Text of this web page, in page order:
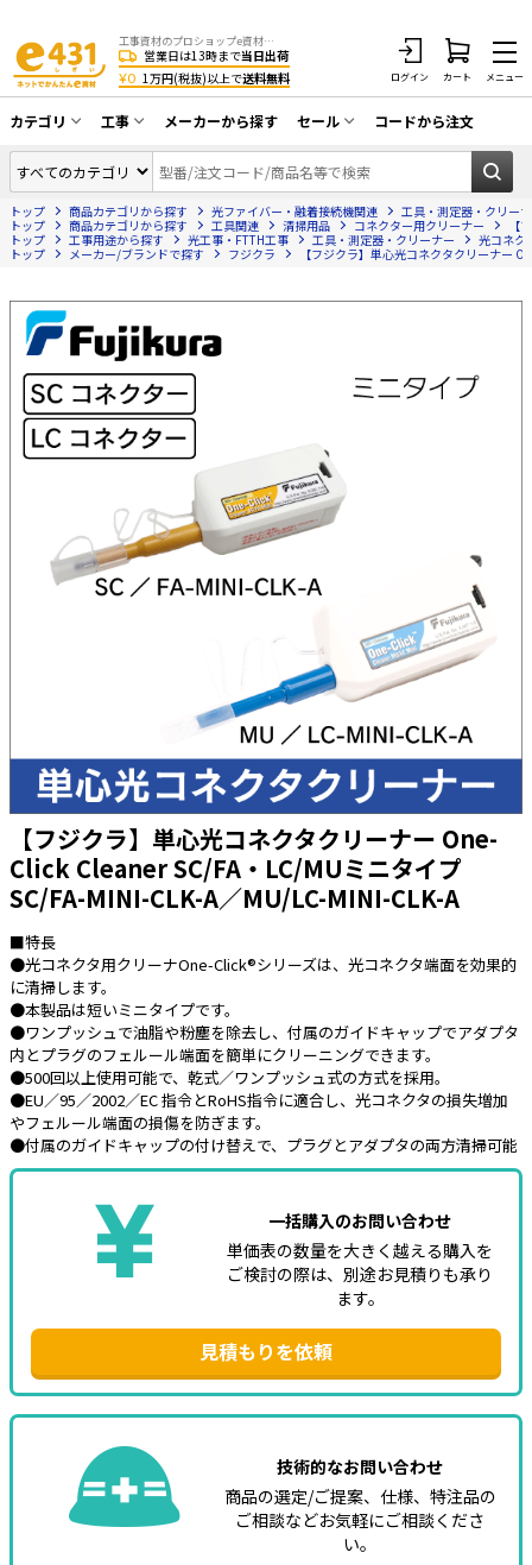
工事資材のプロショップe資材 CATV・アンテナ・防犯・光・LAN・電気・空調工事など
営業日は13時まで当日出荷
¥0 1万円(税抜)以上で送料無料 ログイン カート メニュー
カテゴリ
同軸ケーブル／テレビ用接栓／関連工具
アンテナ・取付金具・ブースター／CATV
部材類
配線補助具（モール・結束バンド・テー
防犯工事関連
HDMIケーブル・周辺機器／RCAケーブル
電話線／コネクタ／アダプタ
光ファイバー・融着接続機関連
LANケーブル・コネクタ・関連資材/機器
ネットワーク機器
エアコン・換気扇・空調資材
電源ケーブル／コネクタ／分電盤／ブレ
スイッチ・コンセント（配線器具）
PF管/FEP管/CD管/情報線保護管
ボックス・ビニル電線管付属品・引き込
みカバー
EV充電設備工事関連
感染症関連
その他
e431オリジナル
暑さ対策
工事
CATV・アンテナ工事
光工事・FTTH工事
エアコン・換気扇工事
防犯カメラ工事
LAN配線工事
電話工事
電気配管工事
EV充電設備工事
照明設置工事
メーカーから探す セール
在庫一掃セール
コードから注文
トップ 商品カテゴリから探す 光ファイバー・融着接続機関連
工具・測定器・クリー
トップ
商品カテゴリから探す 工具関連 清掃用品 コネクター用クリーナー
【
トップ
工事用途から探す 光工事・FTTH工事 工具・測定器・クリーナー
光コネク
トップ
メーカー/ブランドで探す フジクラ 【フジクラ】単心光コネクタクリーナー
【フジクラ】単心光コネクタクリーナー One-
Click Cleaner SC/FA・LC/MUミニタイプ
SC/FA-MINI-CLK-A／MU/LC-MINI-CLK-A
■特長
●光コネクタ用クリーナOne-Click®シリーズは、光コネクタ端面を効果的
に清掃します。
●本製品は短いミニタイプです。
●ワンプッシュで油脂や粉塵を除去し、付属のガイドキャップでアダプタ
内とプラグのフェルール端面を簡単にクリーニングできます。
●500回以上使用可能で、乾式／ワンプッシュ式の方式を採用。
●EU／95／2002／EC 指令とRoHS指令に適合し、光コネクタの損失増加
やフェルール端面の損傷を防ぎます。
●付属のガイドキャップの付け替えで、プラグとアダプタの両方清掃可能
一括購入のお問い合わせ
単価表の数量を大きく越える購入を
ご検討の際は、別途お見積りも承り
ます。
見積もりを依頼
技術的なお問い合わせ
商品の選定/ご提案、仕様、特注品の
ご相談などお気軽にご相談くださ
い。